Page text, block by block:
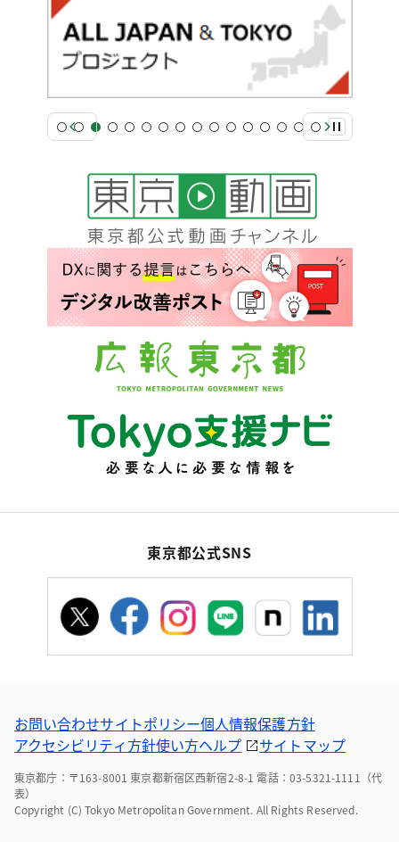
東京都公式SNS
お問い合わせサイトポリシー個人情報保護方針
アクセシビリティ方針使い方ヘルプ サイトマップ
東京都庁：〒163-8001 東京都新宿区西新宿2-8-1 電話：03-5321-1111（代
表）
Copyright (C) Tokyo Metropolitan Government. All Rights Reserved.